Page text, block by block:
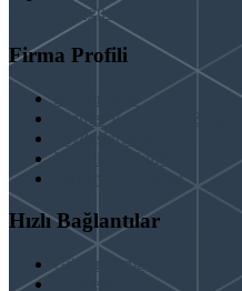
info@binaguclendir.com
Firma Profili
Hakkımızda
Hizmet Verdiğimiz Bölgeler
Paydaşlarımız
İş Birliği Teklifleri
Şartlar ve Koşullar
Hızlı Bağlantılar
Güçlendirme
Hizmetlerimiz